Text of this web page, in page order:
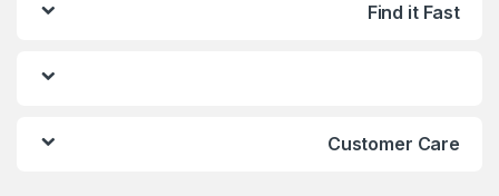
Find it Fast
Customer Care